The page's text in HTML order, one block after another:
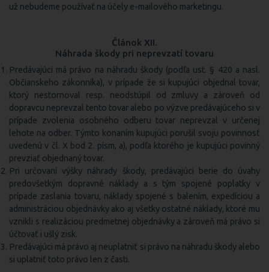
už nebudeme používať na účely e-mailového marketingu.
Článok XII.
Náhrada škody pri neprevzatí tovaru
Predávajúci má právo na náhradu škody (podľa ust. § 420 a nasl.
Občianskeho zákonníka), v prípade že si kupujúci objednal tovar,
ktorý nestornoval resp. neodstúpil od zmluvy a zároveň od
dopravcu neprevzal tento tovar alebo po výzve predávajúceho si v
prípade zvolenia osobného odberu tovar neprevzal v určenej
lehote na odber. Týmto konaním kupujúci porušil svoju povinnosť
uvedenú v čl. X bod 2. písm, a), podľa ktorého je kupujúci povinný
prevziať objednaný tovar.
Pri určovaní výšky náhrady škody, predávajúci berie do úvahy
predovšetkým dopravné náklady a s tým spojené poplatky v
prípade zaslania tovaru, náklady spojené s balením, expedíciou a
administráciou objednávky ako aj všetky ostatné náklady, ktoré mu
vznikli s realizáciou predmetnej objednávky a zároveň má právo si
účtovať i ušlý zisk.
Predávajúci má právo aj neuplatniť si právo na náhradu škody alebo
si uplatniť toto právo len z časti.